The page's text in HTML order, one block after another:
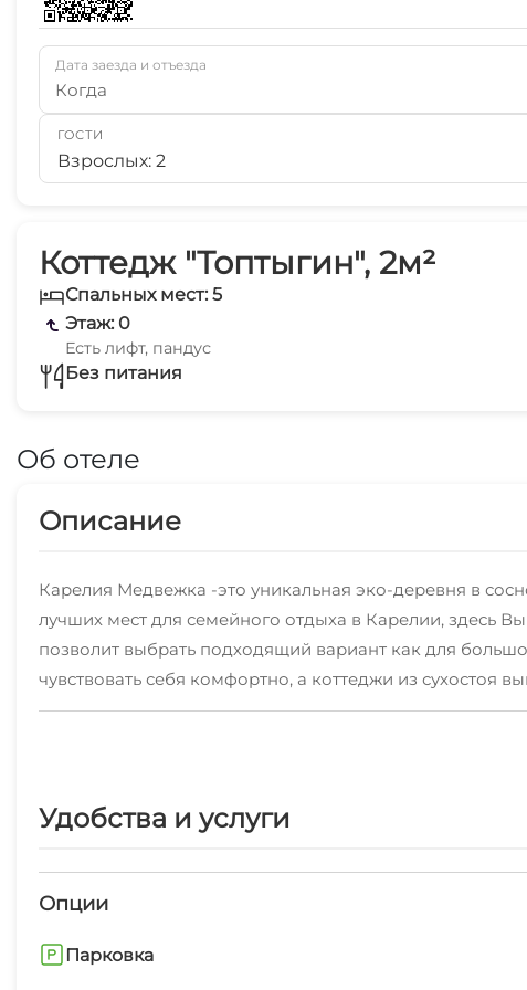
Коттедж "Топтыгин", 2м²
Спальных мест: 5
Этаж: 0
Есть лифт, пандус
Без питания
Об отеле
Описание
Карелия Медвежка -это уникальная эко-деревня в
лучших мест для семейного отдыха в Карелии, здесь
позволит выбрать подходящий вариант как для
чувствовать себя комфортно, а коттеджи из сухостоя
В Онежских водах и близлежащих лесных озерах
Для активного отдыха имеется квадроциклы,
Хотите узнать наш край получше? К вашим услугам
Удобства и услуги
Опции
Парковка
Дата заезда и отъезда
Когда
ГОСТИ
Взрослых: 2